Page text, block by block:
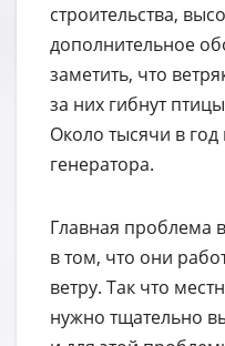
строительства,
дополнительное
заметить, что
за них гибнут
Около тысячи в
генератора.
Главная проблема
в том, что они
ветру. Так что
нужно тщательно